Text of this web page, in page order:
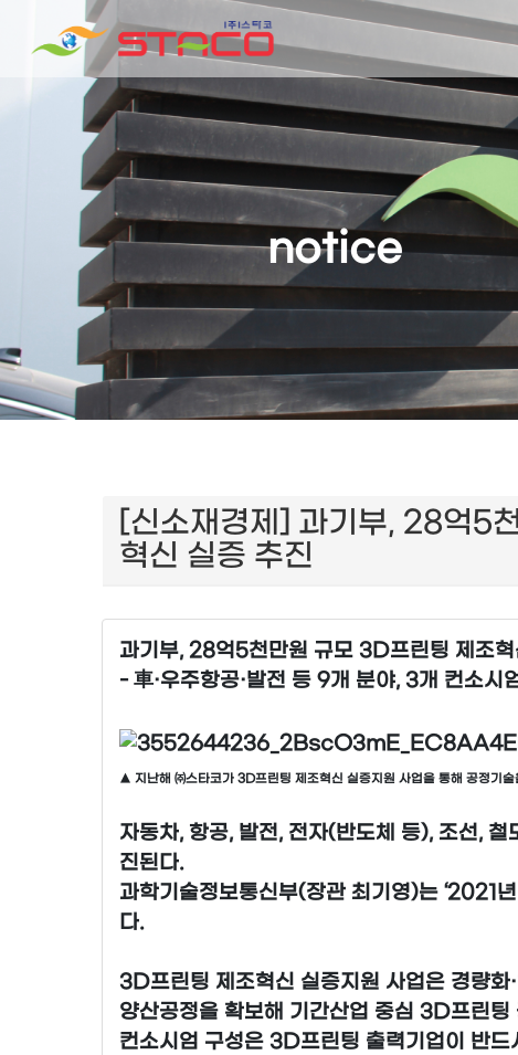
notice
[신소재경제] 과기부, 28억5
혁신 실증 추진
과기부, 28억5천만원 규모 3D프린팅 제조혁
- 車·우주항공·발전 등 9개 분야, 3개 컨소시
▲ 지난해 ㈜스타코가 3D프린팅 제조혁신 실증지원 사업을 통해 공정기
자동차, 항공, 발전, 전자(반도체 등), 조선,
진된다.
과학기술정보통신부(장관 최기영)는 ‘2021
다.
3D프린팅 제조혁신 실증지원 사업은 경량
양산공정을 확보해 기간산업 중심 3D프린
컨소시엄 구성은 3D프린팅 출력기업이 반